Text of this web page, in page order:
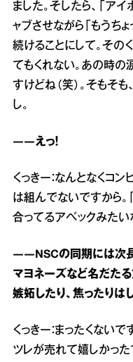
ました。そしたら、「ア
ャブさせながら「もうち
続けることにして。その
てもくれない。あの時
すけどね（笑）。そもそ
し。
――えっ！
くっきー：なんとなくコ
は組んでないですから。
合ってるアベックみたい
――NSCの同期には次長
マヨネーズなど名だた
嫉妬したり、焦ったりは
くっきー：まったくない
ツレが売れて嬉しかった